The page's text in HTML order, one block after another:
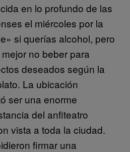
en lo profundo de las
el miércoles por la
si querías alcohol, pero
no beber para
deseados según la
La ubicación
ser una enorme
del anfiteatro
vista a toda la ciudad.
firmar una